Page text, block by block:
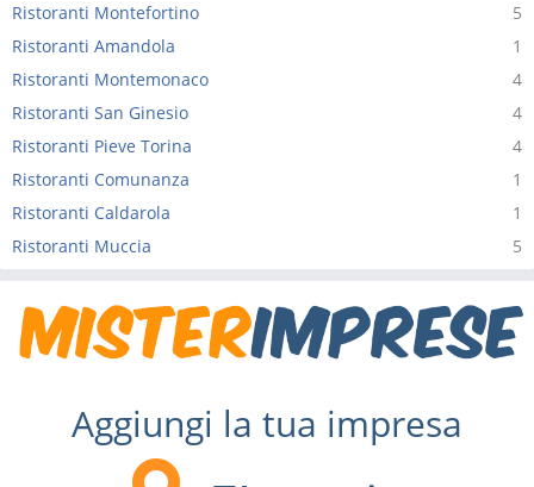
5
Ristoranti Montefortino
1
Ristoranti Amandola
4
Ristoranti Montemonaco
4
Ristoranti San Ginesio
4
Ristoranti Pieve Torina
1
Ristoranti Comunanza
1
Ristoranti Caldarola
5
Ristoranti Muccia
Aggiungi la tua impresa